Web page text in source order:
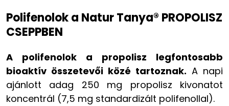
Polifenolok a Natur Tanya® PROPOLISZ
CSEPPBEN
A polifenolok a propolisz legfontosabb
bioaktív összetevői közé tartoznak. A napi
ajánlott adag 250 mg propolisz kivonatot
koncentrál (7,5 mg standardizált polifenollal).